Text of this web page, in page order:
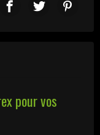
pour vos